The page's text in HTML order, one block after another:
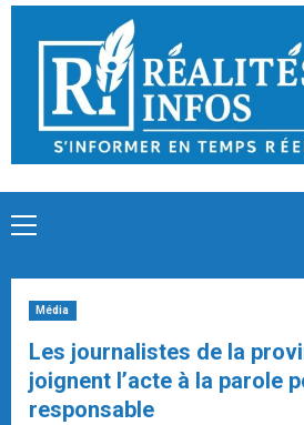
Skip
content
Primary
Média
Les journalistes de la
joignent l’acte à la parole
responsable